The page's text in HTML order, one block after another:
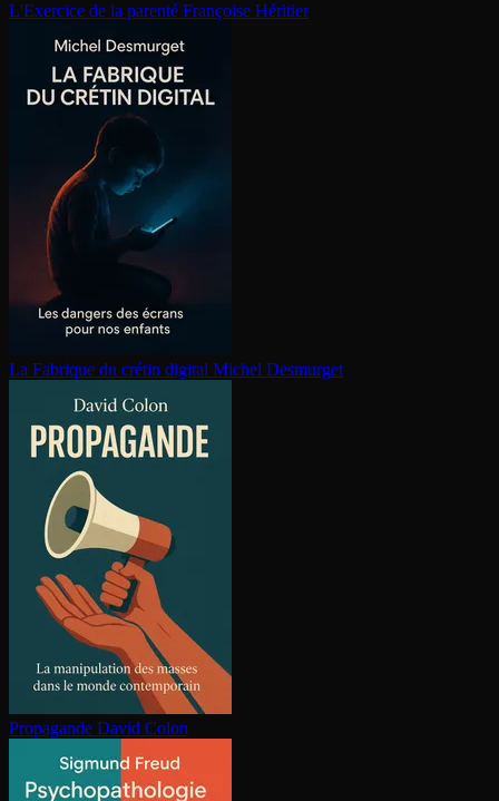
L'Exercice de la parenté Françoise Héritier
La Fabrique du crétin digital Michel Desmurget
Propagande David Colon